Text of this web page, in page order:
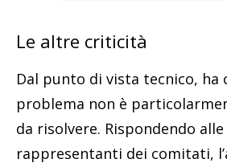
Le altre criticità
Dal punto di vista tecnico, ha
problema non è
da risolvere. Rispondendo
rappresentanti dei comitati,